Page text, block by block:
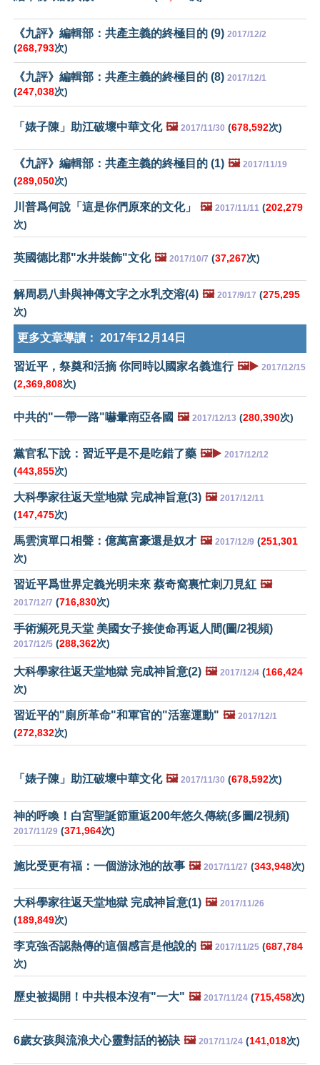
《九評》編輯部：共產主義的終極目的 (9) 2017/12/2
(268,793次)
《九評》編輯部：共產主義的終極目的 (8) 2017/12/1
(247,038次)
「婊子陳」助江破壞中華文化 🖼️ 2017/11/30 (678,592次)
《九評》編輯部：共產主義的終極目的 (1) 🖼️ 2017/11/19
(289,050次)
川普爲何說「這是你們原來的文化」 🖼️ 2017/11/11 (202,279
次)
英國德比郡"水井裝飾"文化 🖼️ 2017/10/7 (37,267次)
解周易八卦與神傳文字之水乳交溶(4) 🖼️ 2017/9/17 (275,295
次)
更多文章導讀： 2017年12月14日
習近平，祭奠和活摘 你同時以國家名義進行 🖼️▶️ 2017/12/15
(2,369,808次)
中共的"一帶一路"嚇暈南亞各國 🖼️ 2017/12/13 (280,390次)
黨官私下說：習近平是不是吃錯了藥 🖼️▶️ 2017/12/12
(443,855次)
大科學家往返天堂地獄 完成神旨意(3) 🖼️ 2017/12/11
(147,475次)
馬雲演單口相聲：億萬富豪還是奴才 🖼️ 2017/12/9 (251,301
次)
習近平爲世界定義光明未來 蔡奇窩裏忙刺刀見紅 🖼️
2017/12/7 (716,830次)
手術瀕死見天堂 美國女子接使命再返人間(圖/2視頻)
2017/12/5 (288,362次)
大科學家往返天堂地獄 完成神旨意(2) 🖼️ 2017/12/4 (166,424
次)
習近平的"廁所革命"和軍官的"活塞運動" 🖼️ 2017/12/1
(272,832次)
「婊子陳」助江破壞中華文化 🖼️ 2017/11/30 (678,592次)
神的呼喚！白宮聖誕節重返200年悠久傳統(多圖/2視頻)
2017/11/29 (371,964次)
施比受更有福：一個游泳池的故事 🖼️ 2017/11/27 (343,948次)
大科學家往返天堂地獄 完成神旨意(1) 🖼️ 2017/11/26
(189,849次)
李克強否認熱傳的這個感言是他說的 🖼️ 2017/11/25 (687,784
次)
歷史被揭開！中共根本沒有"一大" 🖼️ 2017/11/24 (715,458次)
6歲女孩與流浪犬心靈對話的祕訣 🖼️ 2017/11/24 (141,018次)